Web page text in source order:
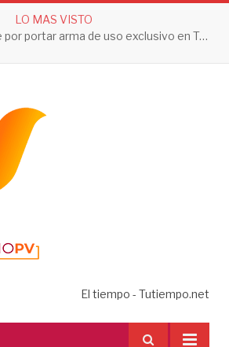
LO MAS VISTO
Condenan a hombre por portar arma de uso exclusivo en Tepic
El tiempo - Tutiempo.net